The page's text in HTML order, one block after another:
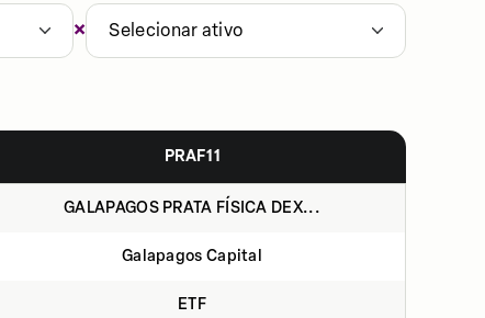
× Selecionar ativo
PRAF11
GALAPAGOS PRATA FÍSICA DEX...
Galapagos Capital
ETF